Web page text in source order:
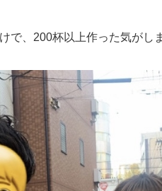
で、200杯以上作った気がし